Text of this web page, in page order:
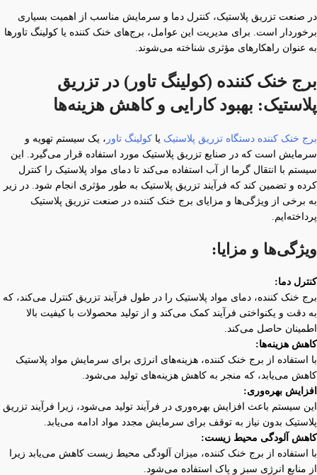
در صنعت تزریق پلاستیک، کنترل دما و سرمایش مناسب از اهمیت بسیاری
برخوردار است. برای مدیریت این عوامل، برج‌های خنک کننده یا کولینگ تاورها
به عنوان راهکارهای مؤثری شناخته می‌شوند.
برج خنک کننده (کولینگ تاور) در تزریق
پلاستیک: بهبود کارایی و کاهش هزینه‌ها
برج خنک کننده دستگاه تزریق پلاستیک یا کولینگ تاور ، یک سیستم تهویه و
سرمایش است که در صنایع تزریق پلاستیک مورد استفاده قرار می‌گیرد. این
سیستم با انتقال گرما از آب استفاده می‌کند تا دمای مواد پلاستیک را کنترل
کرده و تضمین کند که فرآیند تزریق پلاستیک به طور مؤثری انجام شود. در زیر
به برخی از ویژگی‌ها و مزایای برج خنک کننده در صنعت تزریق پلاستیک
پرداخته‌ایم.
ویژگی‌ها و مزایا:
کنترل دما:
برج خنک کننده، دمای مواد پلاستیک را در طول فرآیند تزریق کنترل می‌کند، که
به دقت و یکنواختی فرآیند کمک می‌کند و از تولید محصولات با کیفیت بالا
اطمینان حاصل می‌کند.
کاهش هزینه‌ها:
با استفاده از برج خنک کننده، هزینه‌های انرژی برای سرمایش مواد پلاستیک
کاهش می‌یابد، که منجر به کاهش هزینه‌های تولید می‌شود.
افزایش بهره‌وری:
این سیستم باعث افزایش بهره‌وری در فرآیند تولید می‌شود، زیرا فرآیند تزریق
پلاستیک بدون نیاز به توقف برای سرمایش مجدد مواد ادامه می‌یابد.
کاهش آلودگی محیط زیست:
با استفاده از برج خنک کننده، میزان آلودگی محیط زیست کاهش می‌یابد زیرا
از منابع انرژی سبز و پاک استفاده می‌شود.